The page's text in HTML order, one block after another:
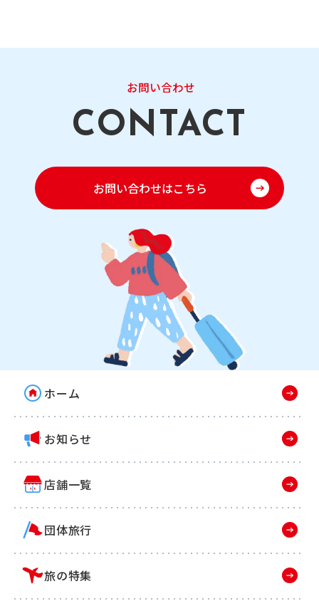
お問い合わせ
お問い合わせはこちら
ホーム
お知らせ
店舗一覧
団体旅行
旅の特集